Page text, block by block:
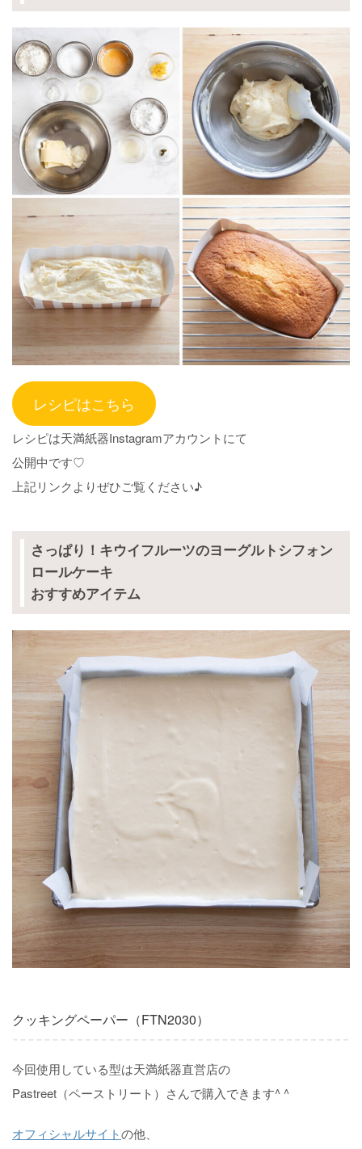
レシピはこちら
レシピは天満紙器Instagramアカウントにて
公開中です♡
上記リンクよりぜひご覧ください♪
さっぱり！キウイフルーツのヨーグルトシフォン
ロールケーキ
おすすめアイテム
クッキングペーパー（FTN2030）
今回使用している型は天満紙器直営店の
Pastreet（ペーストリート）さんで購入できます^ ^
オフィシャルサイトの他、